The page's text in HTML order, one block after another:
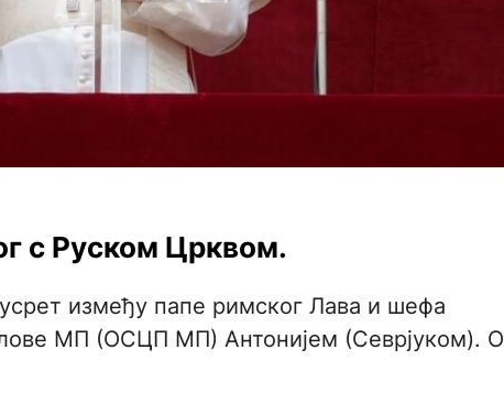
с Руском Црквом.
између папе римског Лава и шефа
МП (ОСЦП МП) Антонијем (Севрјуком). О